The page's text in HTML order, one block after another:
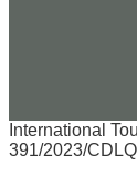
International
391/2023/